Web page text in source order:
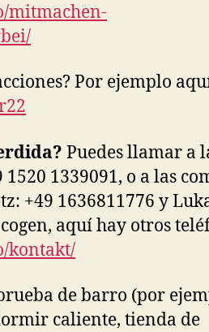
mitmachen-
Por ejemplo
Puedes llamar a
1339091, o a las
+49 1636811776 y
aquí hay otros
kontakt/
de barro (por
caliente, tienda de